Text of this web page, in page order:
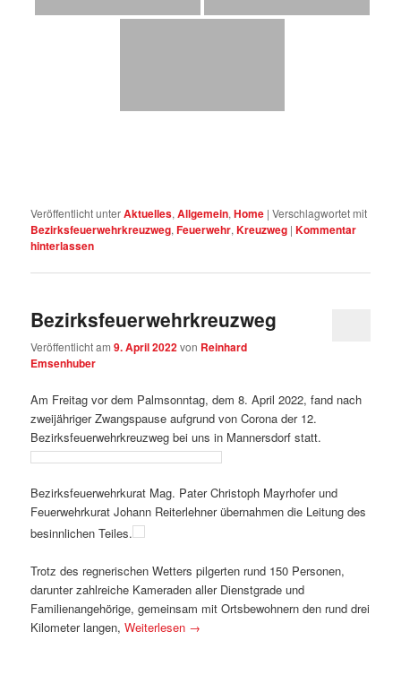
Veröffentlicht unterAktuelles,Allgemein,Home |Verschlagwortet mit
Bezirksfeuerwehrkreuzweg,Feuerwehr,Kreuzweg |Kommentar
hinterlassen
Bezirksfeuerwehrkreuzweg
Veröffentlicht am9. April 2022von Reinhard
Emsenhuber
Am Freitag vor dem Palmsonntag, dem 8. April 2022, fand nach
zweijähriger Zwangspause aufgrund von Corona der 12.
Bezirksfeuerwehrkreuzweg bei uns in Mannersdorf statt.
Bezirksfeuerwehrkurat Mag. Pater Christoph Mayrhofer und
Feuerwehrkurat Johann Reiterlehner übernahmen die Leitung des
besinnlichen Teiles.
Trotz des regnerischen Wetters pilgerten rund 150 Personen,
darunter zahlreiche Kameraden aller Dienstgrade und
Familienangehörige, gemeinsam mit Ortsbewohnern den rund drei
Kilometer langen,Weiterlesen →